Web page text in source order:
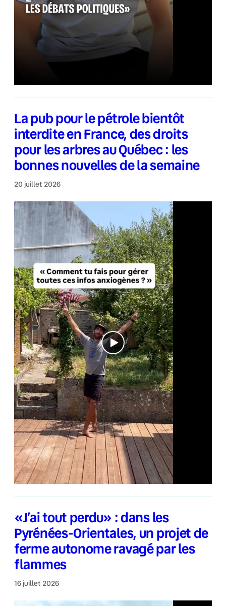
La pub pour le pétrole bientôt
interdite en France, des droits
pour les arbres au Québec : les
bonnes nouvelles de la semaine
20 juillet 2026
«J’ai tout perdu» : dans les
Pyrénées-Orientales, un projet de
ferme autonome ravagé par les
flammes
16 juillet 2026